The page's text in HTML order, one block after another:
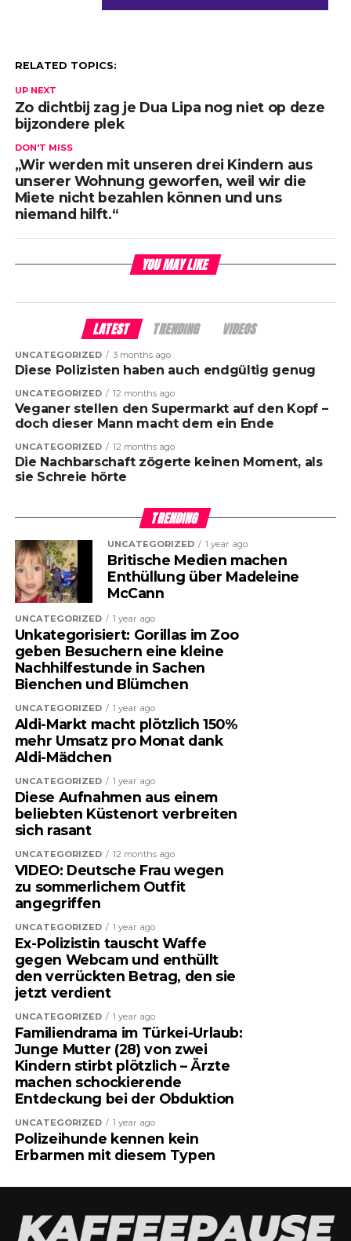
RELATED TOPICS:
UP NEXT
Zo dichtbij zag je Dua Lipa nog niet op deze
bijzondere plek
DON'T MISS
„Wir werden mit unseren drei Kindern aus
unserer Wohnung geworfen, weil wir die
Miete nicht bezahlen können und uns
niemand hilft.“
YOU MAY LIKE
LATEST TRENDING VIDEOS
UNCATEGORIZED 3 months ago
Diese Polizisten haben auch endgültig genug
UNCATEGORIZED 12 months ago
Veganer stellen den Supermarkt auf den Kopf –
doch dieser Mann macht dem ein Ende
UNCATEGORIZED 12 months ago
Die Nachbarschaft zögerte keinen Moment, als
sie Schreie hörte
TRENDING
UNCATEGORIZED 1 year ago
Britische Medien machen
Enthüllung über Madeleine
McCann
UNCATEGORIZED 1 year ago
Unkategorisiert: Gorillas im Zoo
geben Besuchern eine kleine
Nachhilfestunde in Sachen
Bienchen und Blümchen
UNCATEGORIZED 1 year ago
Aldi-Markt macht plötzlich 150%
mehr Umsatz pro Monat dank
Aldi-Mädchen
UNCATEGORIZED 1 year ago
Diese Aufnahmen aus einem
beliebten Küstenort verbreiten
sich rasant
UNCATEGORIZED 12 months ago
VIDEO: Deutsche Frau wegen
zu sommerlichem Outfit
angegriffen
UNCATEGORIZED 1 year ago
Ex-Polizistin tauscht Waffe
gegen Webcam und enthüllt
den verrückten Betrag, den sie
jetzt verdient
UNCATEGORIZED 1 year ago
Familiendrama im Türkei-Urlaub:
Junge Mutter (28) von zwei
Kindern stirbt plötzlich – Ärzte
machen schockierende
Entdeckung bei der Obduktion
UNCATEGORIZED 1 year ago
Polizeihunde kennen kein
Erbarmen mit diesem Typen